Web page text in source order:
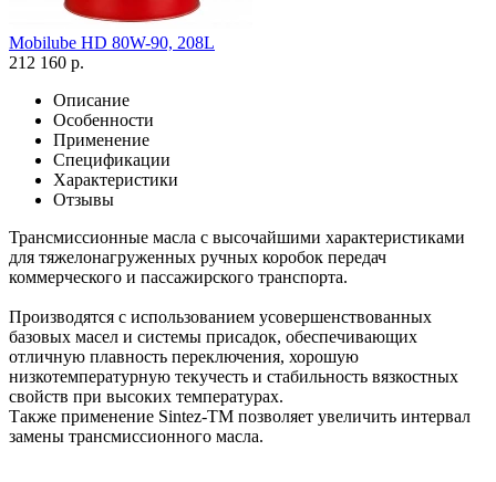
Mobilube HD 80W-90, 208L
212 160 р.
Описание
Особенности
Применение
Спецификации
Характеристики
Отзывы
Трансмиссионные масла с высочайшими характеристиками
для тяжелонагруженных ручных коробок передач
коммерческого и пассажирского транспорта.
Производятся с использованием усовершенствованных
базовых масел и системы присадок, обеспечивающих
отличную плавность переключения, хорошую
низкотемпературную текучесть и стабильность вязкостных
свойств при высоких температурах.
Также применение Sintez-TM позволяет увеличить интервал
замены трансмиссионного масла.